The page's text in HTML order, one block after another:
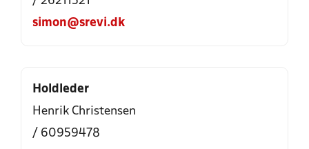
simon@srevi.dk
Holdleder
Henrik Christensen
/ 60959478